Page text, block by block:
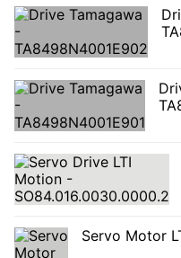
Servo Motor